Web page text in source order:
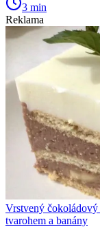
3 min
Reklama
Vrstvený čokoládový
tvarohem a banány